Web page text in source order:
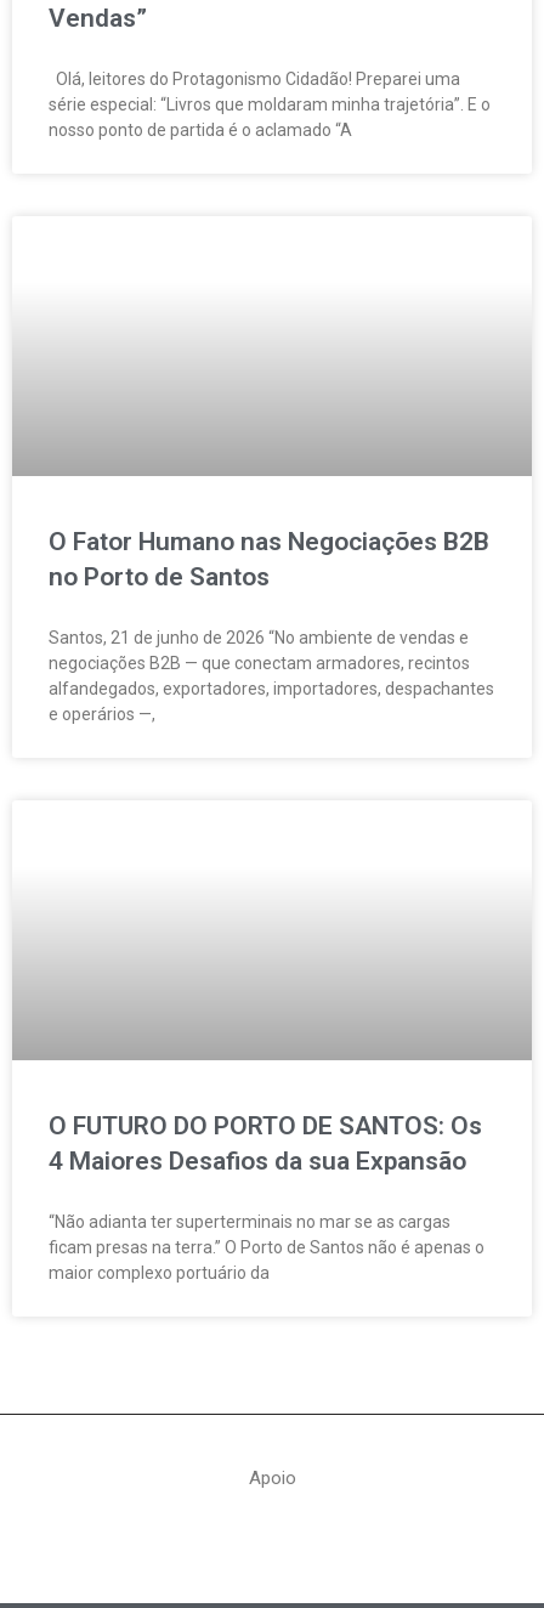
Vendas”
Olá, leitores do Protagonismo Cidadão! Preparei uma
série especial: “Livros que moldaram minha trajetória”. E o
nosso ponto de partida é o aclamado “A
O Fator Humano nas Negociações B2B
no Porto de Santos
Santos, 21 de junho de 2026 “No ambiente de vendas e
negociações B2B — que conectam armadores, recintos
alfandegados, exportadores, importadores, despachantes
e operários —,
O FUTURO DO PORTO DE SANTOS: Os
4 Maiores Desafios da sua Expansão
“Não adianta ter superterminais no mar se as cargas
ficam presas na terra.” O Porto de Santos não é apenas o
maior complexo portuário da
Apoio